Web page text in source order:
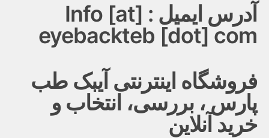
آدرس ایمیل : Info [at]
eyebackteb [dot] com
فروشگاه اینترنتی آیبک طب
پارس ، بررسی، انتخاب و
خرید آنلاین